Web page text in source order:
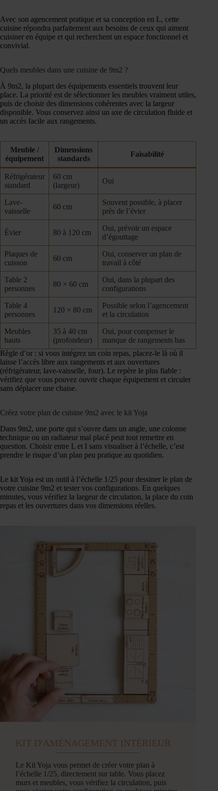
Avec son agencement pratique et sa conception en L, cette
cuisine répondra parfaitement aux besoins de ceux qui aiment
cuisiner en équipe et qui recherchent un espace fonctionnel et
convivial.
Quels meubles dans une cuisine de 9m2 ?
À 9m2, la plupart des équipements essentiels trouvent leur
place. La priorité est de sélectionner les meubles vraiment utiles,
puis de choisir des dimensions cohérentes avec la largeur
disponible. Vous conservez ainsi un axe de circulation fluide et
un accès facile aux rangements.
Meuble /
équipement
Dimensions
standards
Faisabilité
Réfrigérateur
standard
60 cm
(largeur)
Oui
Lave-
vaisselle
60 cm
Souvent possible, à placer
près de l’évier
Évier 80 à 120 cm
Oui, prévoir un espace
d’égouttage
Plaques de
cuisson
60 cm
Oui, conserver un plan de
travail à côté
Table 2
personnes
80 × 60 cm
Oui, dans la plupart des
configurations
Table 4
personnes
120 × 80 cm
Possible selon l’agencement
et la circulation
Meubles
hauts
35 à 40 cm
(profondeur)
Oui, pour compenser le
manque de rangements bas
Règle d’or : si vous intégrez un coin repas, placez-le là où il
laisse l’accès libre aux rangements et aux ouvertures
(réfrigérateur, lave-vaisselle, four). Le repère le plus fiable :
vérifiez que vous pouvez ouvrir chaque équipement et circuler
sans déplacer une chaise.
Créez votre plan de cuisine 9m2 avec le kit Yoja
Dans 9m2, une porte qui s’ouvre dans un angle, une colonne
technique ou un radiateur mal placé peut tout remettre en
question. Choisir entre L et I sans visualiser à l’échelle, c’est
prendre le risque d’un plan peu pratique au quotidien.
Le kit Yoja est un outil à l’échelle 1/25 pour dessiner le plan de
votre cuisine 9m2 et tester vos configurations. En quelques
minutes, vous vérifiez la largeur de circulation, la place du coin
repas et les ouvertures dans vos dimensions réelles.
KIT D'AMÉNAGEMENT INTÉRIEUR
Le Kit Yoja vous permet de créer votre plan à
l’échelle 1/25, directement sur table. Vous placez
murs et meubles, vous vérifiez la circulation, puis